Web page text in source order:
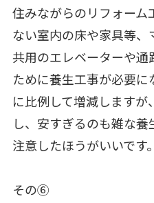
住みながらのリフォーム
ない室内の床や家具等
共用のエレベーターや
ために養生工事が必要
に比例して増減します
し、安すぎるのも雑な養
注意したほうがいいです。
その⑥